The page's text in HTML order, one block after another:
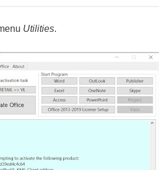
Utilities.